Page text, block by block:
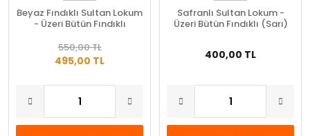
Beyaz Fındıklı Sultan Lokum
- Üzeri Bütün Fındıklı
495,00 TL
550,00 TL
Safranlı Sultan Lokum -
Üzeri Bütün Fındıklı (Sarı)
400,00 TL